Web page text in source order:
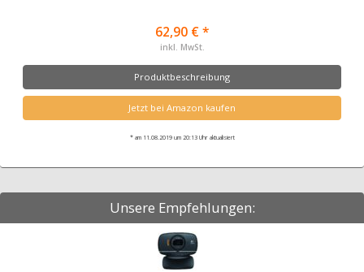
62,90 € *
inkl. MwSt.
Produktbeschreibung
Jetzt bei Amazon kaufen
* am 11.08.2019 um 20:13 Uhr aktualisiert
Unsere Empfehlungen: